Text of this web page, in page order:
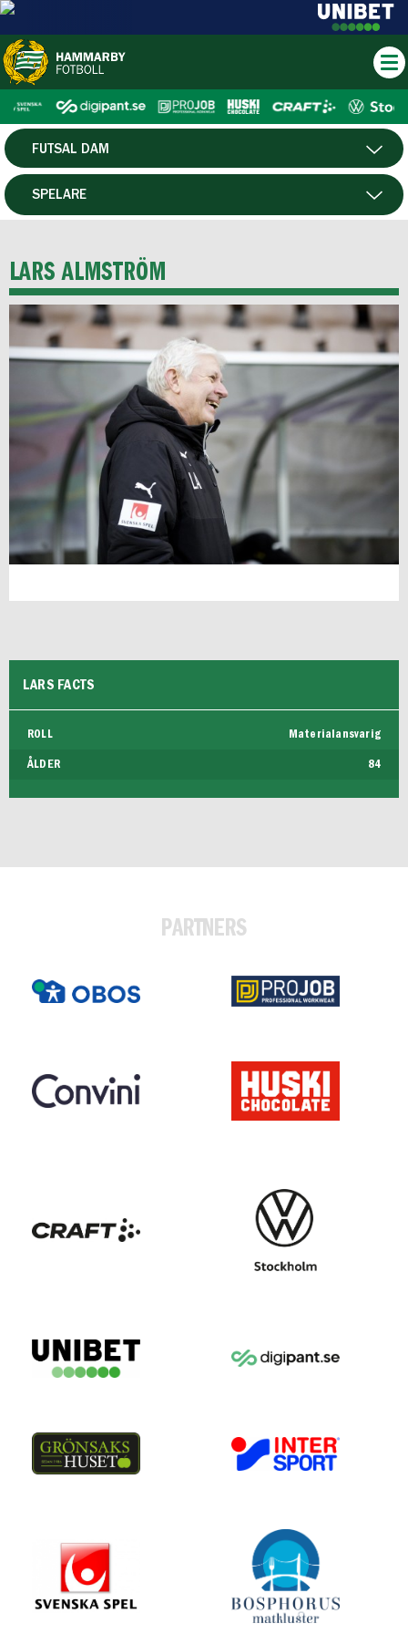
HERR
HTFF
P19
FUTSAL HERR
FUTSAL DAM
SPELARE
LARS ALMSTRÖM
LARS FACTS
ROLL Materialansvarig
ÅLDER 84
PARTNERS